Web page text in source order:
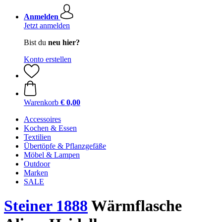
Anmelden
Jetzt anmelden
Bist du neu hier?
Konto erstellen
Warenkorb € 0,00
Accessoires
Kochen & Essen
Textilien
Übertöpfe & Pflanzgefäße
Möbel & Lampen
Outdoor
Marken
SALE
Steiner 1888 Wärmflasche